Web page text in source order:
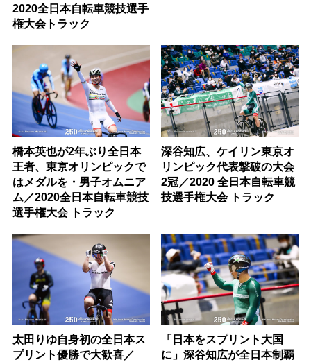
2020全日本自転車競技選手
権大会トラック
橋本英也が2年ぶり全日本
王者、東京オリンピックで
はメダルを・男子オムニア
ム／2020全日本自転車競技
選手権大会 トラック
深谷知広、ケイリン東京オ
リンピック代表撃破の大会
2冠／2020 全日本自転車競
技選手権大会 トラック
太田りゆ自身初の全日本ス
プリント優勝で大歓喜／
「日本をスプリント大国
に」深谷知広が全日本制覇